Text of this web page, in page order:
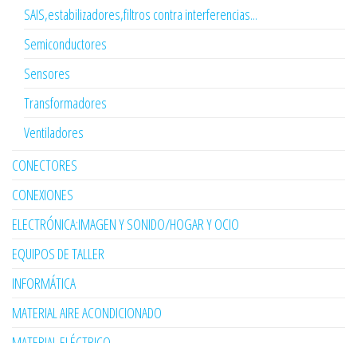
SAIS,estabilizadores,filtros contra interferencias...
Semiconductores
Sensores
Transformadores
Ventiladores
CONECTORES
CONEXIONES
ELECTRÓNICA:IMAGEN Y SONIDO/HOGAR Y OCIO
EQUIPOS DE TALLER
INFORMÁTICA
MATERIAL AIRE ACONDICIONADO